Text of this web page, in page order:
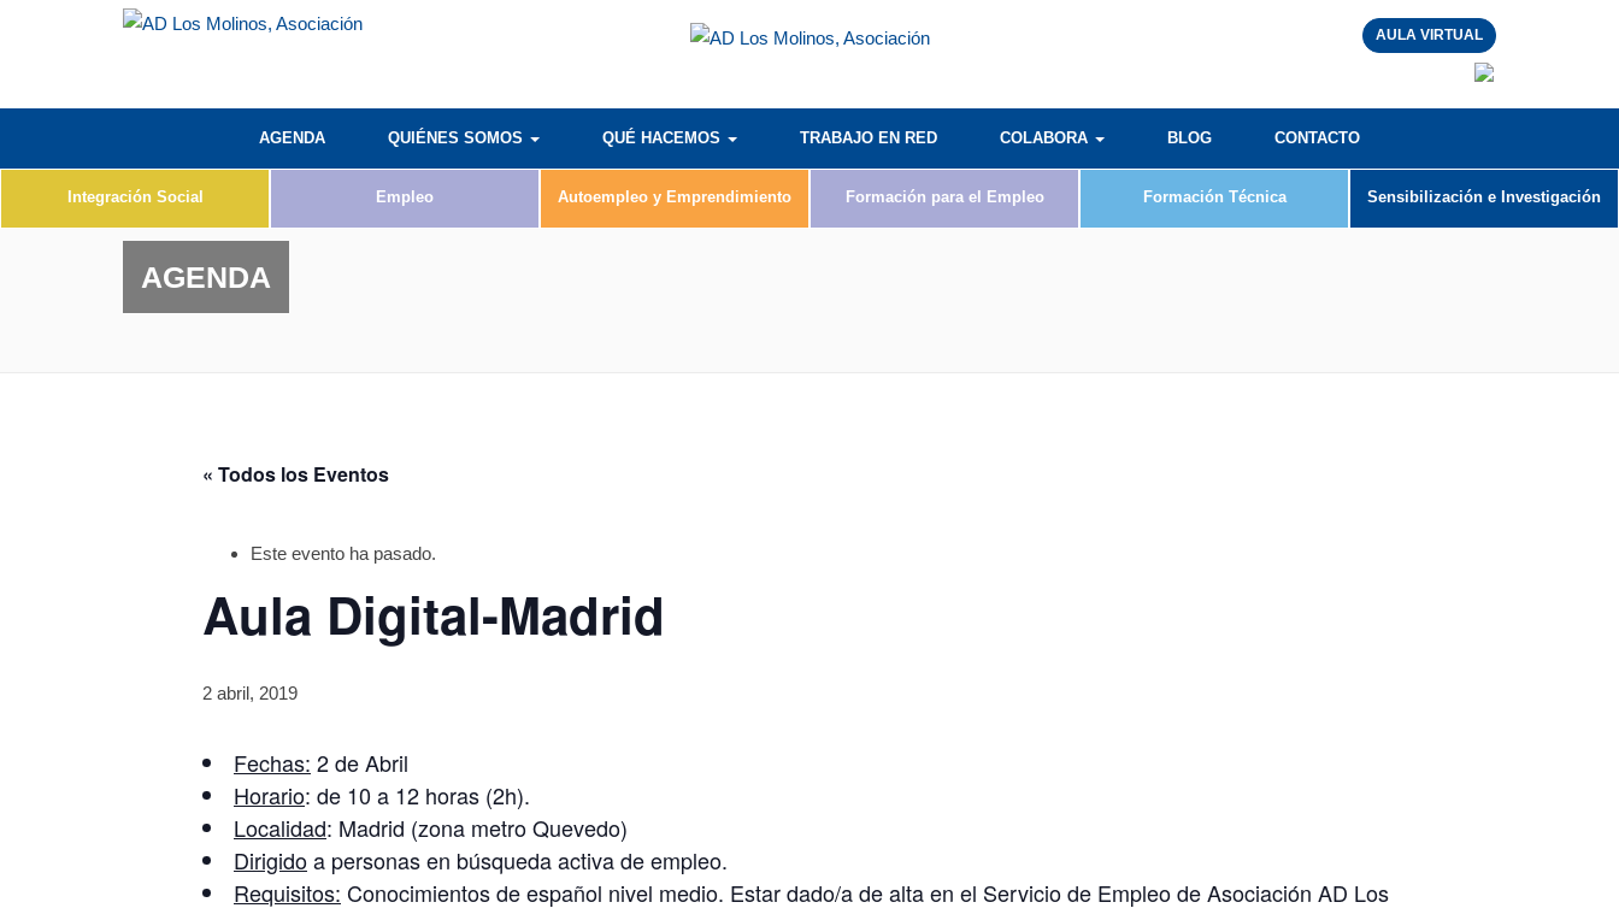
AULA VIRTUAL
AGENDA QUIÉNES SOMOS QUÉ HACEMOS TRABAJO EN RED COLABORA BLOG CONTACTO
Integración Social Empleo Autoempleo y Emprendimiento Formación para el Empleo Formación Técnica Sensibilización e Investigación
AGENDA
« Todos los Eventos
Este evento ha pasado.
Aula Digital-Madrid
2 abril, 2019
Fechas: 2 de Abril
Horario: de 10 a 12 horas (2h).
Localidad: Madrid (zona metro Quevedo)
Dirigidoa personas en búsqueda activa de empleo.
Requisitos: Conocimientos de español nivel medio. Estar dado/a de alta en el Servicio de Empleo de Asociación AD Los